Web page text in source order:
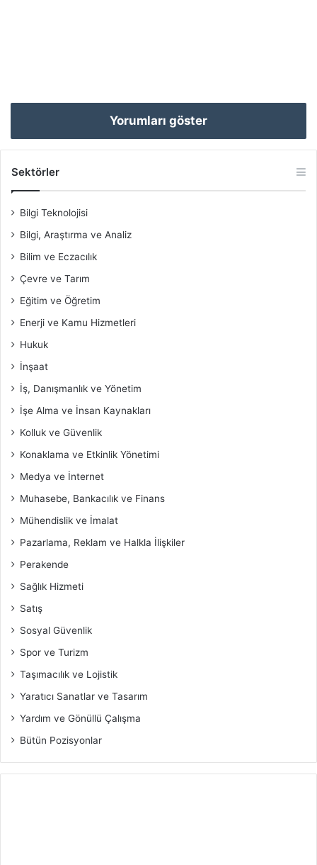
Yorumları göster
Sektörler
Bilgi Teknolojisi
Bilgi, Araştırma ve Analiz
Bilim ve Eczacılık
Çevre ve Tarım
Eğitim ve Öğretim
Enerji ve Kamu Hizmetleri
Hukuk
İnşaat
İş, Danışmanlık ve Yönetim
İşe Alma ve İnsan Kaynakları
Kolluk ve Güvenlik
Konaklama ve Etkinlik Yönetimi
Medya ve İnternet
Muhasebe, Bankacılık ve Finans
Mühendislik ve İmalat
Pazarlama, Reklam ve Halkla İlişkiler
Perakende
Sağlık Hizmeti
Satış
Sosyal Güvenlik
Spor ve Turizm
Taşımacılık ve Lojistik
Yaratıcı Sanatlar ve Tasarım
Yardım ve Gönüllü Çalışma
Bütün Pozisyonlar